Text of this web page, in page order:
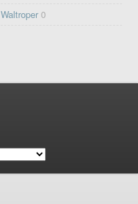
Waltroper 0